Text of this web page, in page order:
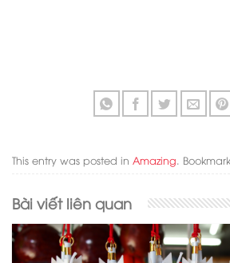
This entry was posted in Amazing.
Bài viết liên quan